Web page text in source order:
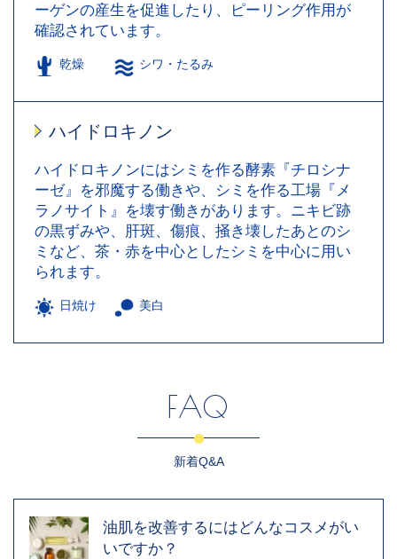
ーゲンの産生を促進したり、ピーリング作用が
確認されています。
乾燥 シワ・たるみ
ハイドロキノン
ハイドロキノンにはシミを作る酵素『チロシナ
ーゼ』を邪魔する働きや、シミを作る工場『メ
ラノサイト』を壊す働きがあります。ニキビ跡
の黒ずみや、肝斑、傷痕、掻き壊したあとのシ
ミなど、茶・赤を中心としたシミを中心に用い
られます。
日焼け 美白
FAQ
新着Q&A
油肌を改善するにはどんなコスメがい
いですか？